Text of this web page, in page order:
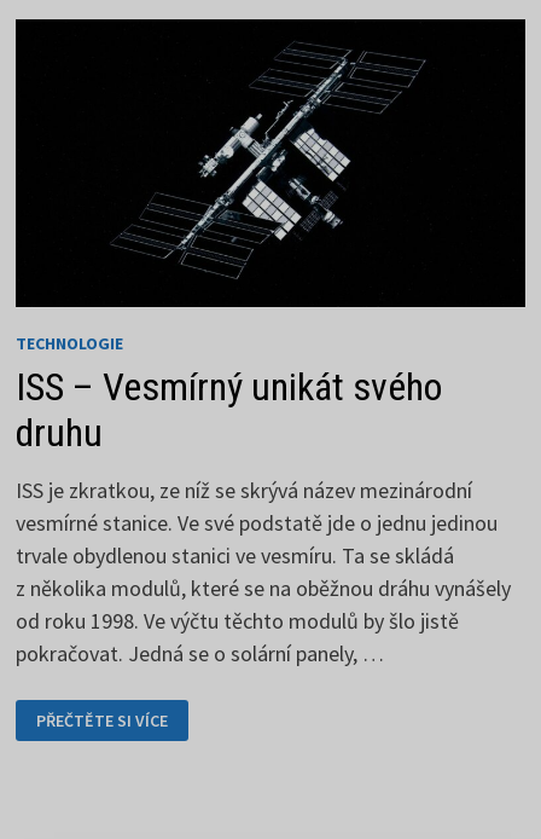
TECHNOLOGIE
ISS – Vesmírný unikát svého
druhu
ISS je zkratkou, ze níž se skrývá název mezinárodní
vesmírné stanice. Ve své podstatě jde o jednu jedinou
trvale obydlenou stanici ve vesmíru. Ta se skládá
z několika modulů, které se na oběžnou dráhu vynášely
od roku 1998. Ve výčtu těchto modulů by šlo jistě
pokračovat. Jedná se o solární panely, …
ISS
–
VESMÍRNÝ
PŘEČTĚTE SI VÍCE